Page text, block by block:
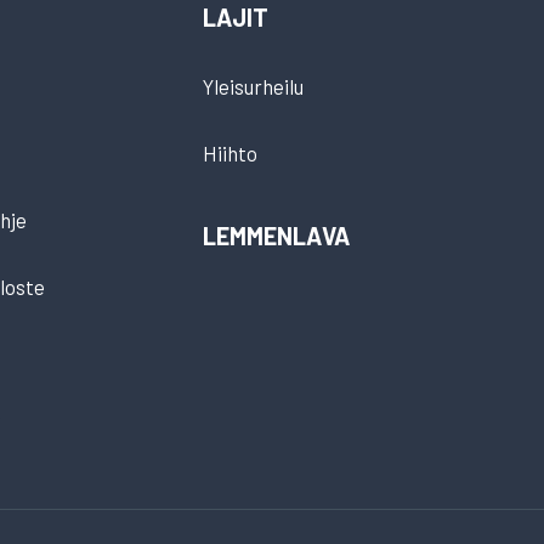
LAJIT
Yleisurheilu
Hiihto
LEMMENLAVA